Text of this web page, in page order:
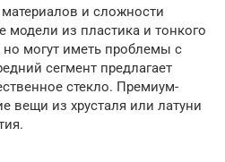
и сложности
модели из пластика и тонкого
но могут иметь проблемы с
сегмент предлагает
стекло. Премиум-
вещи из хрусталя или латуни